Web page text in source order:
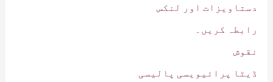
دستاویزات اور لنکس
رابطہ کریں۔
نقوش
ڈیٹا پرائیویسی پالیسی